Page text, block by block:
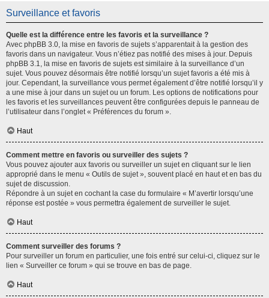
Surveillance et favoris
Quelle est la différence entre les favoris et la surveillance ?
Avec phpBB 3.0, la mise en favoris de sujets s’apparentait à la gestion des
favoris dans un navigateur. Vous n’étiez pas notifié des mises à jour. Depuis
phpBB 3.1, la mise en favoris de sujets est similaire à la surveillance d’un
sujet. Vous pouvez désormais être notifié lorsqu’un sujet favoris a été mis à
jour. Cependant, la surveillance vous permet également d’être notifié lorsqu’il y
a une mise à jour dans un sujet ou un forum. Les options de notifications pour
les favoris et les surveillances peuvent être configurées depuis le panneau de
l’utilisateur dans l’onglet « Préférences du forum ».
Haut
Comment mettre en favoris ou surveiller des sujets ?
Vous pouvez ajouter aux favoris ou surveiller un sujet en cliquant sur le lien
approprié dans le menu « Outils de sujet », souvent placé en haut et en bas du
sujet de discussion.
Répondre à un sujet en cochant la case du formulaire « M’avertir lorsqu’une
réponse est postée » vous permettra également de surveiller le sujet.
Haut
Comment surveiller des forums ?
Pour surveiller un forum en particulier, une fois entré sur celui-ci, cliquez sur le
lien « Surveiller ce forum » qui se trouve en bas de page.
Haut